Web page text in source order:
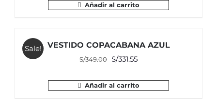
Añadir al carrito
Sale! VESTIDO COPACABANA AZUL
S/349.00
El
original
S/331.55El
actual
Añadir al carrito